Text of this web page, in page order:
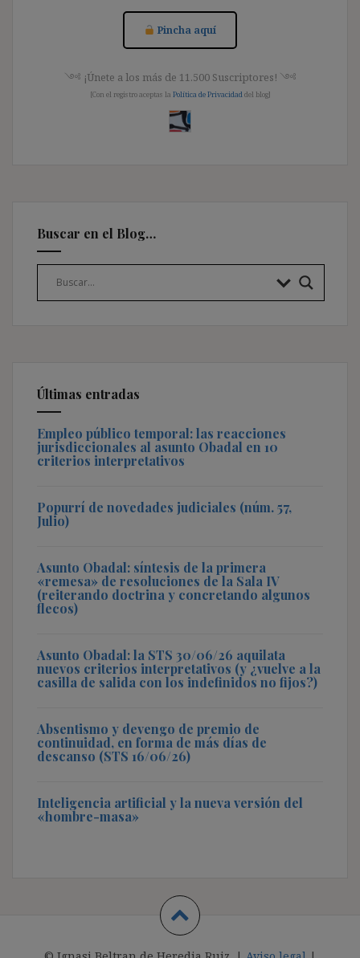
Pincha aquí
༺ ¡Únete a los más de 11.500 Suscriptores! ༺
[Con el registro aceptas la Política de Privacidad del blog]
Buscar en el Blog…
Últimas entradas
Empleo público temporal: las reacciones
jurisdiccionales al asunto Obadal en 10
criterios interpretativos
Popurrí de novedades judiciales (núm. 57,
Julio)
Asunto Obadal: síntesis de la primera
«remesa» de resoluciones de la Sala IV
(reiterando doctrina y concretando algunos
flecos)
Asunto Obadal: la STS 30/06/26 aquilata
nuevos criterios interpretativos (y ¿vuelve a la
casilla de salida con los indefinidos no fijos?)
Absentismo y devengo de premio de
continuidad, en forma de más días de
descanso (STS 16/06/26)
Inteligencia artificial y la nueva versión del
«hombre-masa»